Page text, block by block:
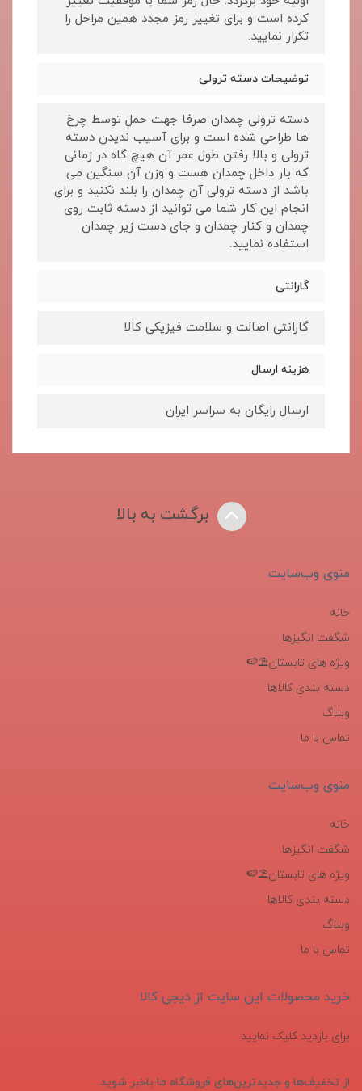
کرده است و برای تغییر رمز مجدد همین مراحل را
تکرار نمایید.
توضیحات دسته ترولی
دسته ترولی چمدان صرفا جهت حمل توسط چرخ
ها طراحی شده است و برای آسیب ندیدن دسته
ترولی و بالا رفتن طول عمر آن هیچ گاه در زمانی
که بار داخل چمدان هست و وزن آن سنگین می
باشد از دسته ترولی آن چمدان را بلند نکنید و برای
انجام این کار شما می توانید از دسته ثابت روی
چمدان و کنار چمدان و جای دست زیر چمدان
استفاده نمایید.
گارانتی
گارانتی اصالت و سلامت فیزیکی کالا
هزینه ارسال
ارسال رایگان به سراسر ایران
برگشت به بالا
منوی وب‌سایت
خانه
شگفت انگیزها
ویژه های تابستان⛱️🍉
دسته بندی کالاها
وبلاگ
تماس با ما
منوی وب‌سایت
خانه
شگفت انگیزها
ویژه های تابستان⛱️🍉
دسته بندی کالاها
وبلاگ
تماس با ما
خرید محصولات این سایت از دیجی کالا
برای بازدید کلیک نمایید
از تخفیف‌ها و جدیدترین‌های فروشگاه ما باخبر شوید: